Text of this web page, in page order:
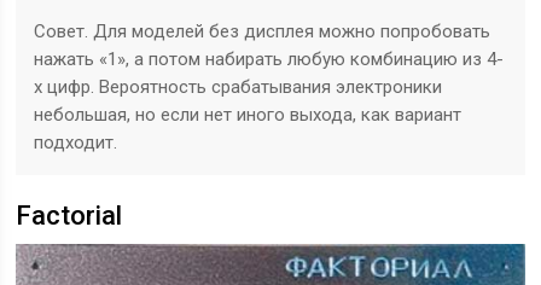
Совет. Для моделей без дисплея можно попробовать
нажать «1», а потом набирать любую комбинацию из 4-
х цифр. Вероятность срабатывания электроники
небольшая, но если нет иного выхода, как вариант
подходит.
Factorial